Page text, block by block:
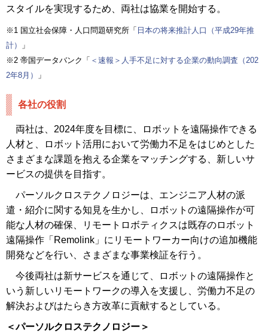
スタイルを実現するため、両社は協業を開始する。
※1 国立社会保障・人口問題研究所「 日本の将来推計人口（平成29年推
計）
」
※2 帝国データバンク「 ＜速報＞人手不足に対する企業の動向調査（202
2年8月）
」
各社の役割
両社は、2024年度を目標に、ロボットを遠隔操作できる
人材と、ロボット活用において労働力不足をはじめとした
さまざまな課題を抱える企業をマッチングする、新しいサ
ービスの提供を目指す。
パーソルクロステクノロジーは、エンジニア人材の派
遣・紹介に関する知見を生かし、ロボットの遠隔操作が可
能な人材の確保、リモートロボティクスは既存のロボット
遠隔操作「Remolink」にリモートワーカー向けの追加機能
開発などを行い、さまざまな事業検証を行う。
今後両社は新サービスを通じて、ロボットの遠隔操作と
いう新しいリモートワークの導入を支援し、労働力不足の
解決およびはたらき方改革に貢献するとしている。
＜パーソルクロステクノロジー＞